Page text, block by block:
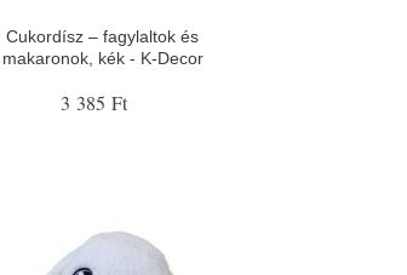
Cukordísz – fagylaltok és
makaronok, kék - K-Decor
3 385 Ft